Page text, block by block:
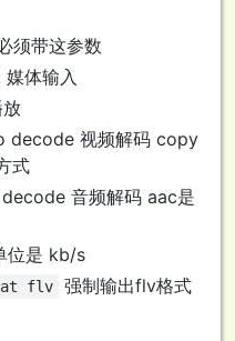
须带这参数
体输入
decode 视频解码 copy
式
音频解码 aac是
位是 kb/s
flv 强制输出flv格式